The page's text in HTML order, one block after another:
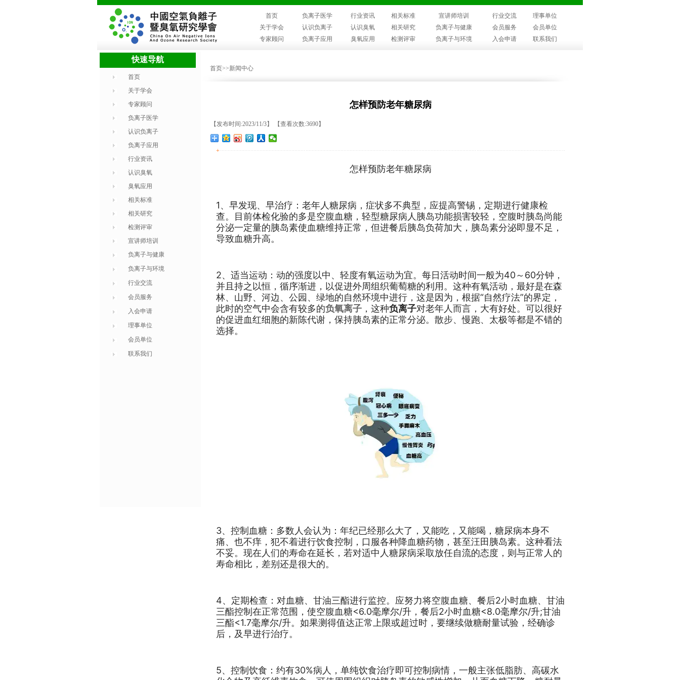
首页 负离子医学 行业资讯 相关标准 宣讲师培训 行业交流
理事单位
关于学会
认识负离子 认识臭氧 相关研究 负离子与健康 会员服务
会员单位
专家顾问
负离子应用 臭氧应用 检测评审 负离子与环境 入会申请 联系我们
快速导航
首页
关于学会
专家顾问
负离子医学
认识负离子
负离子应用
行业资讯
认识臭氧
臭氧应用
相关标准
相关研究
检测评审
宣讲师培训
负离子与健康
负离子与环境
行业交流
会员服务
入会申请
理事单位
会员单位
联系我们
首页>>新闻中心
怎样预防老年糖尿病
【发布时间:2023/11/3】 【查看次数:3690】
+
怎样预防老年糖尿病
1、早发现、早治疗：老年人糖尿病，症状多不典型，应提高警锡，定期进行健康检
查。目前体检化验的多是空腹血糖，轻型糖尿病人胰岛功能损害较轻，空腹时胰岛尚能
分泌一定量的胰岛素使血糖维持正常，但进餐后胰岛负荷加大，胰岛素分泌即显不足，
导致血糖升高。
2、适当运动：动的强度以中、轻度有氧运动为宜。每日活动时间一般为40～60分钟，
并且持之以恒，循序渐进，以促进外周组织葡萄糖的利用。这种有氧活动，最好是在森
林、山野、河边、公园、绿地的自然环境中进行，这是因为，根据“自然疗法”的界定，
此时的空气中会含有较多的负氧离子 ，这种负离子对老年人而言，大有好处。可以很好
的促进血红细胞的新陈代谢，保持胰岛素的正常分泌。散步、慢跑、太极等都是不错的
选择。
3、控制血糖：多数人会认为：年纪已经那么大了，又能吃，又能喝，糖尿病本身不
痛、也不痒，犯不着进行饮食控制，口服各种降血糖药物，甚至汪田胰岛素。这种看法
不妥。现在人们的寿命在延长，若对适中人糖尿病采取放任自流的态度，则与正常人的
寿命相比，差别还是很大的。
4、定期检查：对血糖、甘油三酯进行监控。应努力将空腹血糖、餐后2小时血糖、甘油
三酯控制在正常范围，使空腹血糖<6.0毫摩尔/升，餐后2小时血糖<8.0毫摩尔/升;甘油
三酯<1.7毫摩尔/升。如果测得值达正常上限或超过时，要继续做糖耐量试验，经确诊
后，及早进行治疗。
5、控制饮食：约有30%病人，单纯饮食治疗即可控制病情，一般主张低脂肪、高碳水